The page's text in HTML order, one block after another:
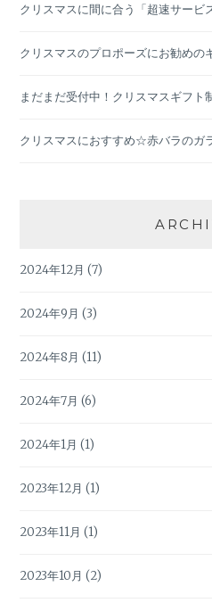
クリスマスに間に合う「超速サービ
クリスマスのプロポーズにお勧めの
まだまだ受付中！クリスマスギフト
クリスマスにおすすめ☆赤バラのガ
2024年12月 (7)
2024年9月 (3)
2024年8月 (11)
2024年7月 (6)
2024年1月 (1)
2023年12月 (1)
2023年11月 (1)
2023年10月 (2)